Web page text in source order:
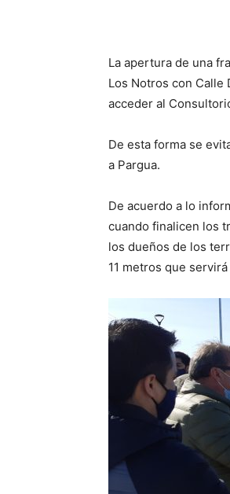
La apertura de una
Los Notros con Calle
acceder al
De esta forma se
a Pargua.
De acuerdo a lo
cuando finalicen los
los dueños de los
11 metros que